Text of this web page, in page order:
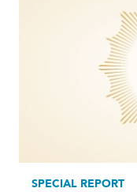
SPECIAL REPORT